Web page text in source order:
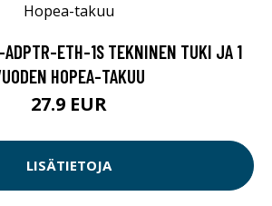
ADPTR-ETH-1S TEKNINEN TUKI JA 1
HOPEA-TAKUU
27.9 EUR
LISÄTIETOJA